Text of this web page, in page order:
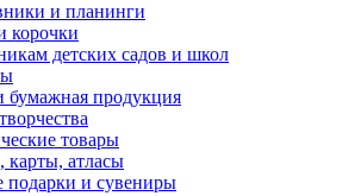
и планинги
корочки
детских садов и школ
бумажная продукция
товары
карты, атласы
подарки и сувениры